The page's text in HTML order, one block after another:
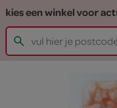
kies een winkel voor